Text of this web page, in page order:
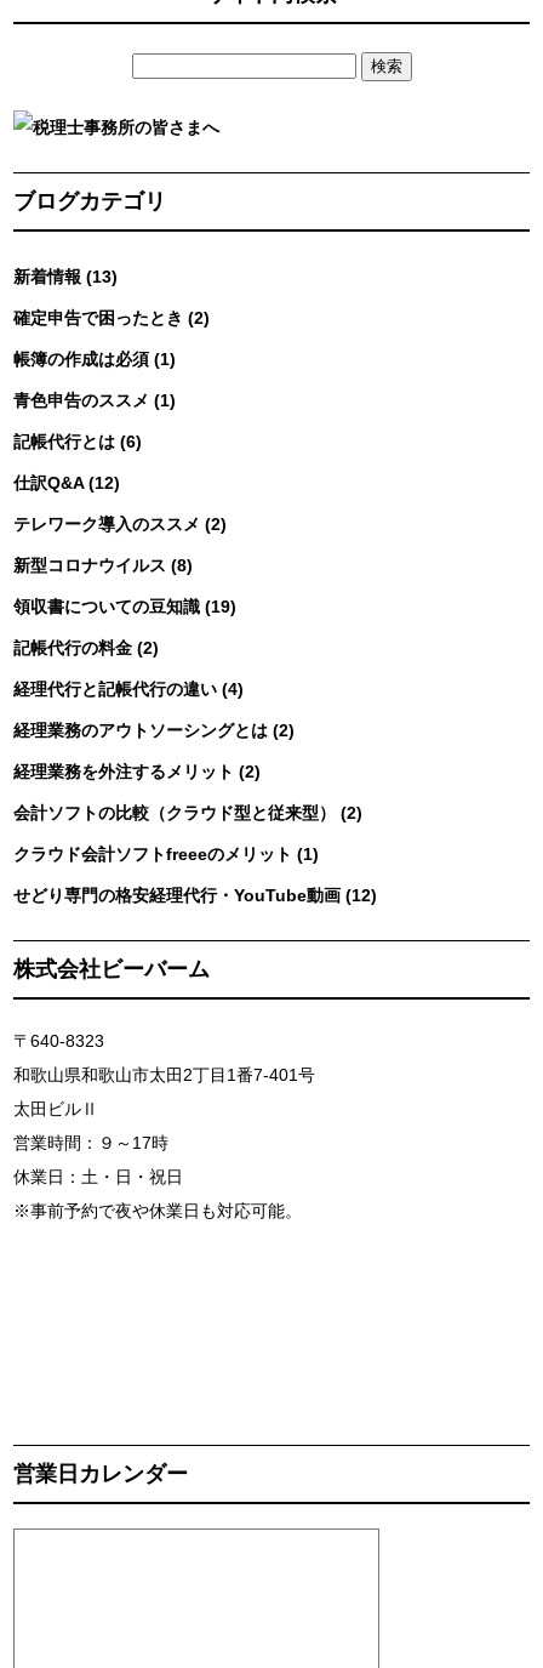
ブログカテゴリ
新着情報 (13)
確定申告で困ったとき (2)
帳簿の作成は必須 (1)
青色申告のススメ (1)
記帳代行とは (6)
仕訳Q&A (12)
テレワーク導入のススメ (2)
新型コロナウイルス (8)
領収書についての豆知識 (19)
記帳代行の料金 (2)
経理代行と記帳代行の違い (4)
経理業務のアウトソーシングとは (2)
経理業務を外注するメリット (2)
会計ソフトの比較（クラウド型と従来型） (2)
クラウド会計ソフトfreeeのメリット (1)
せどり専門の格安経理代行・YouTube動画 (12)
株式会社ビーバーム
〒640-8323
和歌山県和歌山市太田2丁目1番7-401号
太田ビルⅡ
営業時間：９～17時
休業日：土・日・祝日
※事前予約で夜や休業日も対応可能。
営業日カレンダー